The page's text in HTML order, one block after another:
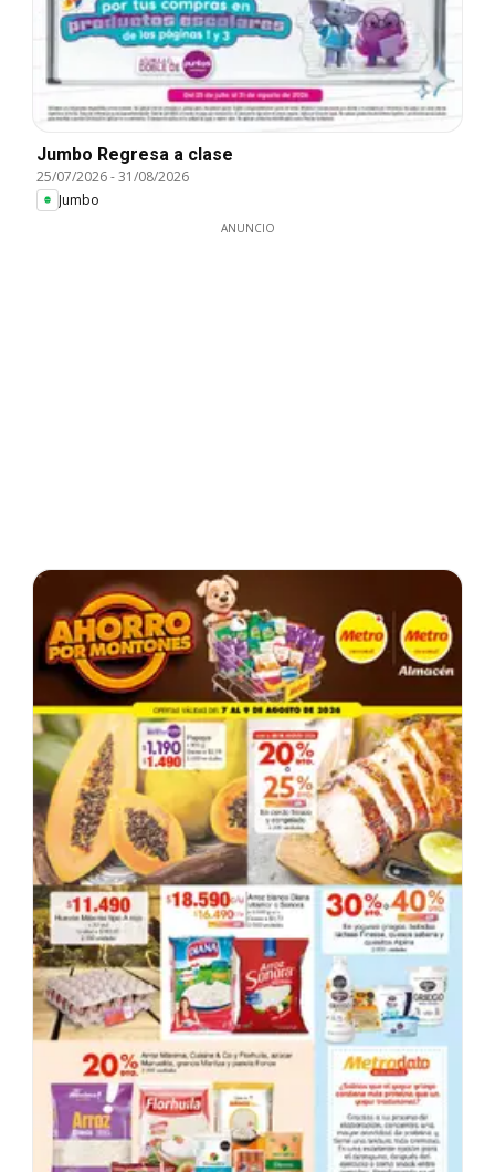
Jumbo Regresa a clase
25/07/2026-31/08/2026
Jumbo
ANUNCIO